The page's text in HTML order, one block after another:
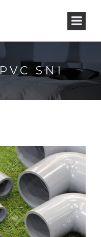
SNI